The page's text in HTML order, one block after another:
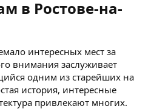
в Ростове-на-
интересных мест за
внимания заслуживает
одним из старейших на
история, интересные
привлекают многих.